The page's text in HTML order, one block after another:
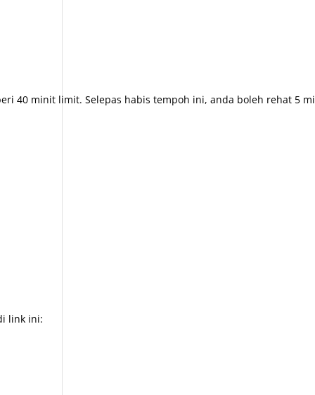
40 minit limit. Selepas habis tempoh ini, anda boleh rehat 5
link ini: